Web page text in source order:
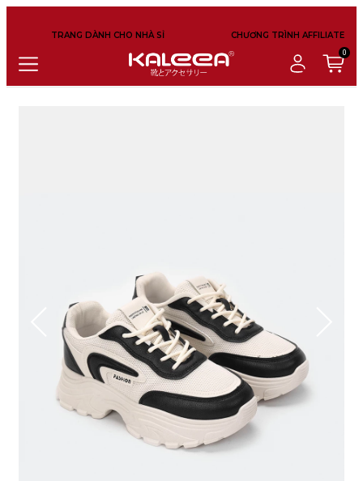
0
TRANG DÀNH CHO NHÀ SỈ CHƯƠNG TRÌNH AFFILIATE